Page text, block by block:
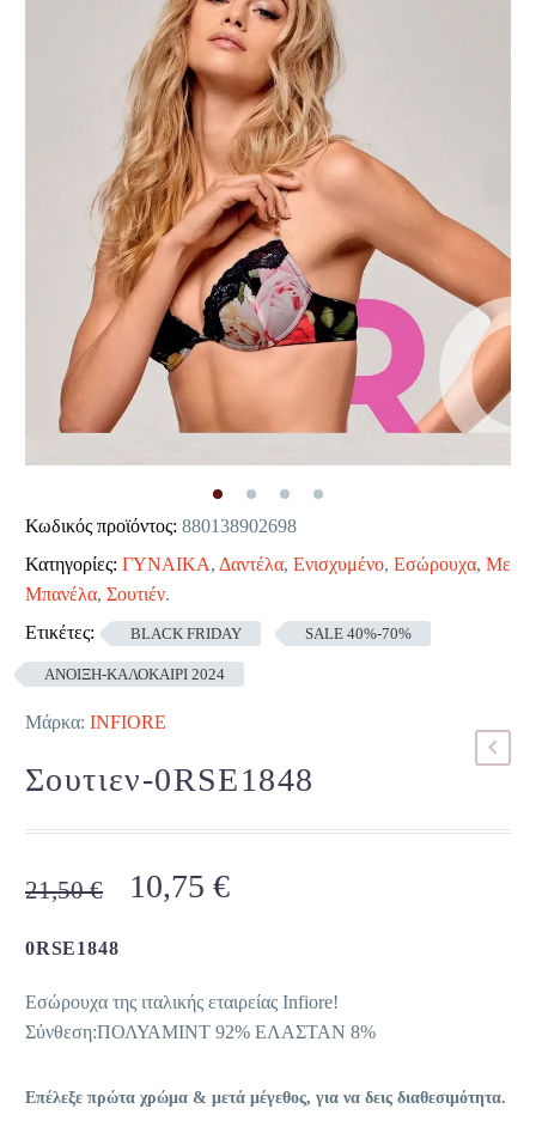
Κωδικός προϊόντος: 880138902698
Κατηγορίες: ΓΥΝΑΙΚΑ, Δαντέλα, Ενισχυμένο, Εσώρουχα, Με
Μπανέλα, Σουτιέν.
Ετικέτες:
BLACK FRIDAY SALE 40%-70%
ΑΝΟΙΞΗ-ΚΑΛΟΚΑΙΡΙ 2024
Μάρκα: INFIORE
Σουτιεν-0RSE1848
21,50€
Original
21,50 €.
10,75 €Η
είναι:
10,75 €.
0RSE1848
Εσώρουχα της ιταλικής εταιρείας Infiore!
Σύνθεση:ΠΟΛΥΑΜΙΝΤ 92% ΕΛΑΣΤΑΝ 8%
Επέλεξε πρώτα χρώμα & μετά μέγεθος, για να δεις διαθεσιμότητα.